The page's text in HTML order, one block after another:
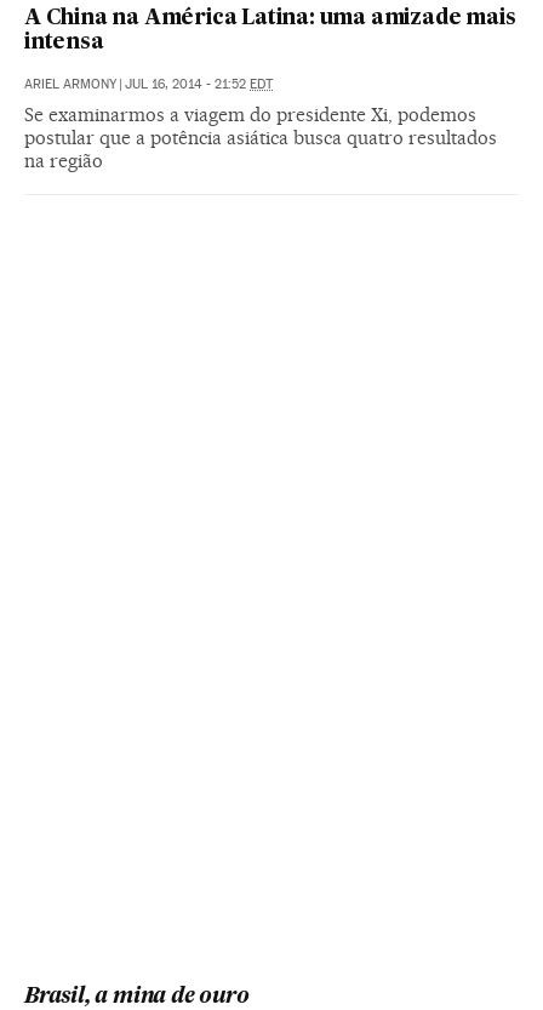
A China na América Latina: uma amizade mais
intensa
ARIEL ARMONY JUL 16, 2014 - 21:52 EDT
Se examinarmos a viagem do presidente Xi, podemos
postular que a potência asiática busca quatro resultados
na região
Brasil, a mina de ouro